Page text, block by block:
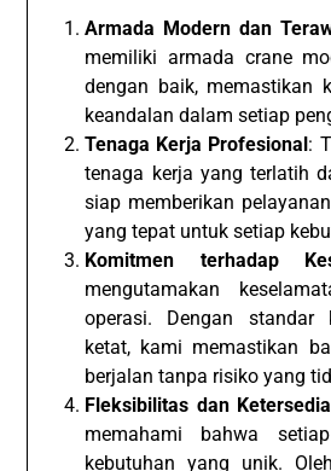
Armada Modern dan
memiliki armada crane
dengan baik, memastikan
keandalan dalam setiap
Tenaga Kerja Profesional :
tenaga kerja yang terlatih
siap memberikan
yang tepat untuk setiap
Komitmen terhadap
mengutamakan
operasi. Dengan standar
ketat, kami memastikan
berjalan tanpa risiko yang
Fleksibilitas dan
memahami bahwa
kebutuhan yang unik.